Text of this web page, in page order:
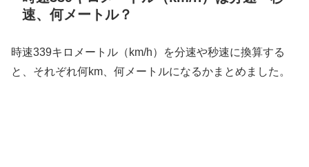
速、何メートル？
時速339キロメートル（km/h）を分速や秒速に換算する
と、それぞれ何km、何メートルになるかまとめました。